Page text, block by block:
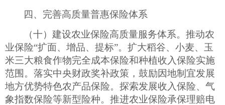
四、完善高质量普惠保险体系
（十）建设农业保险高质量服务体系。推动农
业保险“扩面、增品、提标”。扩大稻谷、小麦、玉
米三大粮食作物完全成本保险和种植收入保险实施
范围。落实中央财政奖补政策，鼓励因地制宜发展
地方优势特色农产品保险。探索发展收入保险、气
象指数保险等新型险种。推进农业保险承保理赔电